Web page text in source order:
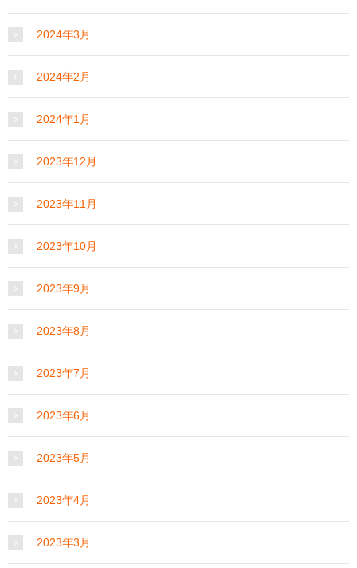
2024年3月
2024年2月
2024年1月
2023年12月
2023年11月
2023年10月
2023年9月
2023年8月
2023年7月
2023年6月
2023年5月
2023年4月
2023年3月